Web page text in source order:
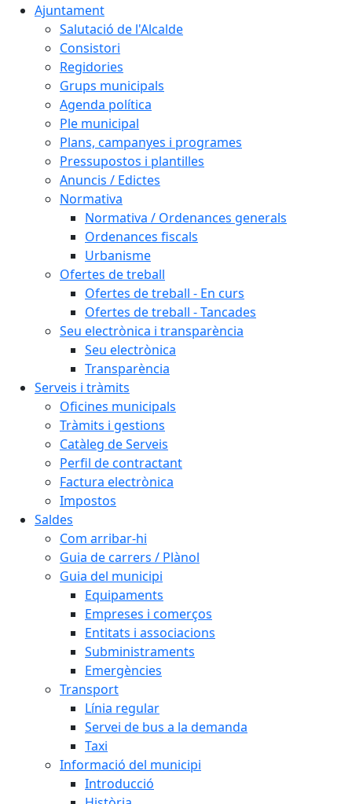
Ajuntament
Salutació de l'Alcalde
Consistori
Regidories
Grups municipals
Agenda política
Ple municipal
Plans, campanyes i programes
Pressupostos i plantilles
Anuncis / Edictes
Normativa
Normativa / Ordenances generals
Ordenances fiscals
Urbanisme
Ofertes de treball
Ofertes de treball - En curs
Ofertes de treball - Tancades
Seu electrònica i transparència
Seu electrònica
Transparència
Serveis i tràmits
Oficines municipals
Tràmits i gestions
Catàleg de Serveis
Perfil de contractant
Factura electrònica
Impostos
Saldes
Com arribar-hi
Guia de carrers / Plànol
Guia del municipi
Equipaments
Empreses i comerços
Entitats i associacions
Subministraments
Emergències
Transport
Línia regular
Servei de bus a la demanda
Taxi
Informació del municipi
Introducció